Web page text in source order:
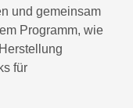
und gemeinsam
Programm, wie
für